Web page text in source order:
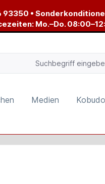
93350 •
Mo.–Do.
Medien Kobudo